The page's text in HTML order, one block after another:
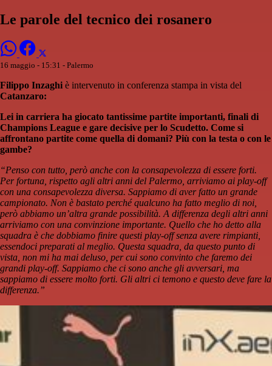
Le parole del tecnico dei rosanero
16 maggio - 15:31 - Palermo
Filippo Inzaghi è intervenuto in conferenza stampa in vista del
Catanzaro:
Lei in carriera ha giocato tantissime partite importanti, finali di
Champions League e gare decisive per lo Scudetto. Come si
affrontano partite come quella di domani? Più con la testa o con le
gambe?
“Penso con tutto, però anche con la consapevolezza di essere forti.
Per fortuna, rispetto agli altri anni del Palermo, arriviamo ai play-off
con una consapevolezza diversa. Sappiamo di aver fatto un grande
campionato. Non è bastato perché qualcuno ha fatto meglio di noi,
però abbiamo un’altra grande possibilità. A differenza degli altri anni
arriviamo con una convinzione importante. Quello che ho detto alla
squadra è che dobbiamo finire questi play-off senza avere rimpianti,
essendoci preparati al meglio. Questa squadra, da questo punto di
vista, non mi ha mai deluso, per cui sono convinto che faremo dei
grandi play-off. Sappiamo che ci sono anche gli avversari, ma
sappiamo di essere molto forti. Gli altri ci temono e questo deve fare la
differenza.”